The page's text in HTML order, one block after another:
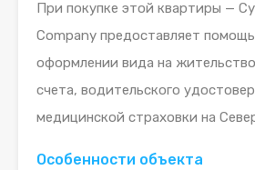
При покупке этой квартиры —
Company предоставляет
оформлении вида на
счета, водительского
медицинской страховки на
Особенности объекта